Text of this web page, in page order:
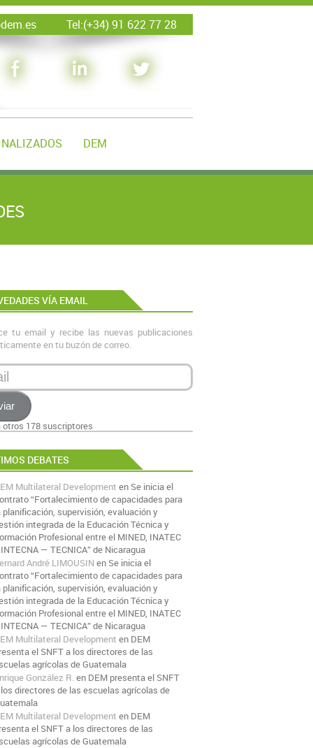
Tel:(+34) 91 622 77 28
DEM
VÍA EMAIL
tu email y recibe las nuevas publicaciones
en tu buzón de correo.
otros 178 suscriptores
DEBATES
Multilateral Development en Se inicia el
“Fortalecimiento de capacidades para
planificación, supervisión, evaluación y
integrada de la Educación Técnica y
Profesional entre el MINED, INATEC
— TECNICA” de Nicaragua
André LIMOUSIN en Se inicia el
“Fortalecimiento de capacidades para
planificación, supervisión, evaluación y
integrada de la Educación Técnica y
Profesional entre el MINED, INATEC
— TECNICA” de Nicaragua
Multilateral Development en DEM
el SNFT a los directores de las
agrícolas de Guatemala
González R. en DEM presenta el SNFT
directores de las escuelas agrícolas de
Multilateral Development en DEM
el SNFT a los directores de las
agrícolas de Guatemala